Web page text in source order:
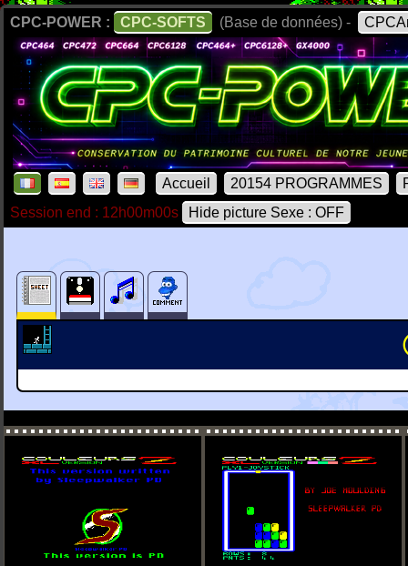
CPC-POWER : CPC-SOFTS (Base de données) -
Accueil 20154 PROGRAMMES
Session end : 12h00m00s
Hide picture Sexe : OFF